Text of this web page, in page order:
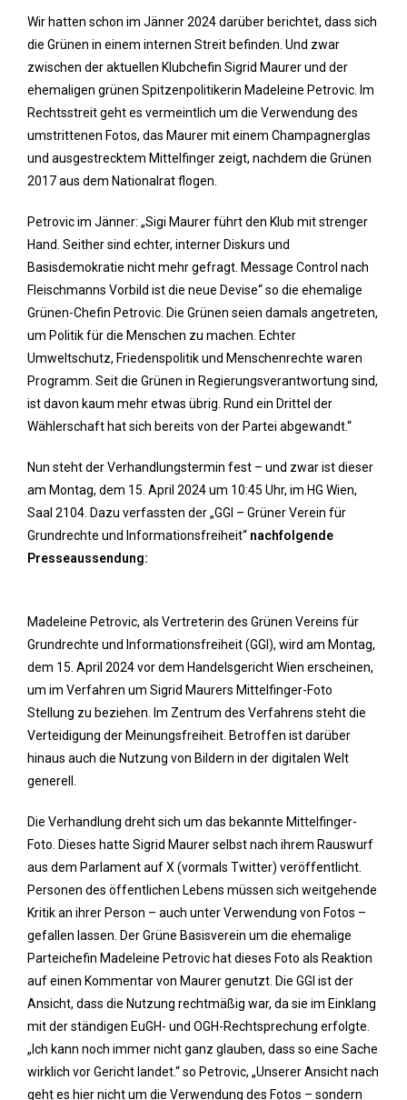
Wir hatten schon im Jänner 2024 darüber berichtet, dass sich
die Grünen in einem internen Streit befinden. Und zwar
zwischen der aktuellen Klubchefin Sigrid Maurer und der
ehemaligen grünen Spitzenpolitikerin Madeleine Petrovic. Im
Rechtsstreit geht es vermeintlich um die Verwendung des
umstrittenen Fotos, das Maurer mit einem Champagnerglas
und ausgestrecktem Mittelfinger zeigt, nachdem die Grünen
2017 aus dem Nationalrat flogen.
Petrovic im Jänner: „Sigi Maurer führt den Klub mit strenger
Hand. Seither sind echter, interner Diskurs und
Basisdemokratie nicht mehr gefragt. Message Control nach
Fleischmanns Vorbild ist die neue Devise“ so die ehemalige
Grünen-Chefin Petrovic. Die Grünen seien damals angetreten,
um Politik für die Menschen zu machen. Echter
Umweltschutz, Friedenspolitik und Menschenrechte waren
Programm. Seit die Grünen in Regierungsverantwortung sind,
ist davon kaum mehr etwas übrig. Rund ein Drittel der
Wählerschaft hat sich bereits von der Partei abgewandt.“
Nun steht der Verhandlungstermin fest – und zwar ist dieser
am Montag, dem 15. April 2024 um 10:45 Uhr, im HG Wien,
Saal 2104. Dazu verfassten der „GGI – Grüner Verein für
Grundrechte und Informationsfreiheit“ nachfolgende
Presseaussendung:
Madeleine Petrovic, als Vertreterin des Grünen Vereins für
Grundrechte und Informationsfreiheit (GGI), wird am Montag,
dem 15. April 2024 vor dem Handelsgericht Wien erscheinen,
um im Verfahren um Sigrid Maurers Mittelfinger-Foto
Stellung zu beziehen. Im Zentrum des Verfahrens steht die
Verteidigung der Meinungsfreiheit. Betroffen ist darüber
hinaus auch die Nutzung von Bildern in der digitalen Welt
generell.
Die Verhandlung dreht sich um das bekannte Mittelfinger-
Foto. Dieses hatte Sigrid Maurer selbst nach ihrem Rauswurf
aus dem Parlament auf X (vormals Twitter) veröffentlicht.
Personen des öffentlichen Lebens müssen sich weitgehende
Kritik an ihrer Person – auch unter Verwendung von Fotos –
gefallen lassen. Der Grüne Basisverein um die ehemalige
Parteichefin Madeleine Petrovic hat dieses Foto als Reaktion
auf einen Kommentar von Maurer genutzt. Die GGI ist der
Ansicht, dass die Nutzung rechtmäßig war, da sie im Einklang
mit der ständigen EuGH- und OGH-Rechtsprechung erfolgte.
„Ich kann noch immer nicht ganz glauben, dass so eine Sache
wirklich vor Gericht landet.“ so Petrovic, „Unserer Ansicht nach
geht es hier nicht um die Verwendung des Fotos – sondern